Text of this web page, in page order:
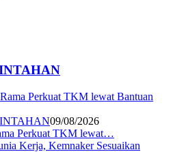
09/08/2026
Perkuat TKM lewat…